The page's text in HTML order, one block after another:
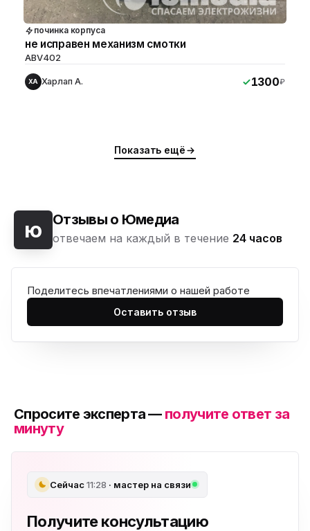
починка корпуса
не исправен механизм смотки
ABV402
ХА Харлап А. 1300₽
Показать ещё
ю Отзывы о Юмедиа
отвечаем на каждый в течение 24 часов
Поделитесь впечатлениями о нашей работе
Оставить отзыв
Спросите эксперта — получите ответ за
минуту
Сейчас11:28 · мастер на связи
Получите консультацию